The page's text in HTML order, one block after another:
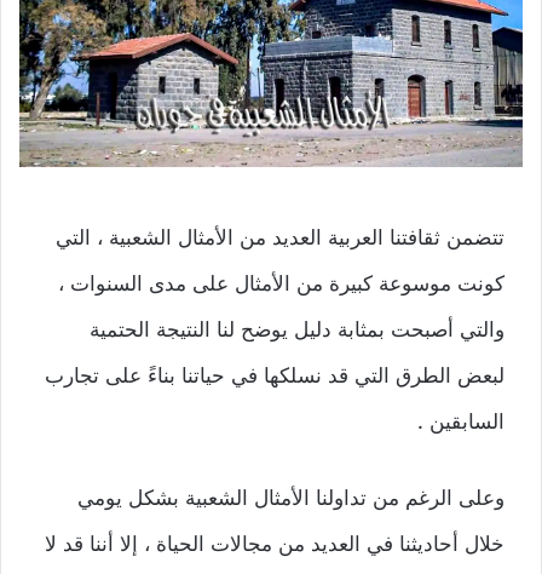
تتضمن ثقافتنا العربية العديد من الأمثال الشعبية ، التي
كونت موسوعة كبيرة من الأمثال على مدى السنوات ،
والتي أصبحت بمثابة دليل يوضح لنا النتيجة الحتمية
لبعض الطرق التي قد نسلكها في حياتنا بناءً على تجارب
السابقين .
وعلى الرغم من تداولنا الأمثال الشعبية بشكل يومي
خلال أحاديثنا في العديد من مجالات الحياة ، إلا أننا قد لا